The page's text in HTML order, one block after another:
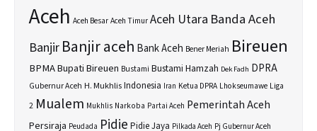
Aceh Aceh BesarAceh TimurAceh Utara Banda Aceh
BanjirBanjir aceh Bank Aceh Bener Meriah Bireuen
BPMABupati Bireuen Bustami Bustami Hamzah Dek Fadh DPRA
Gubernur Aceh H. MukhlisIndonesia Iran Ketua DPRA Lhokseumawe Liga
2 Mualem Mukhlis Narkoba Partai Aceh Pemerintah Aceh
Persiraja Peudada Pidie Pidie Jaya Pilkada Aceh Pj Gubernur Aceh